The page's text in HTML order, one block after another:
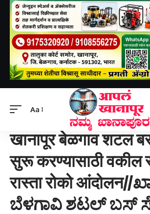
Aa
खानापूर तालुका>खानापूर बेळगाव शटल बस सेवा सुरू करण्यासाठी वकील संघटनेचे रास्ता रोको आंदोलन//
खानापूर बेळगाव शटल
सुरू करण्यासाठी
रास्ता रोको आंदोलन//
ಬೆಳಗಾವಿ ಶಟಲ್ ಬಸ್